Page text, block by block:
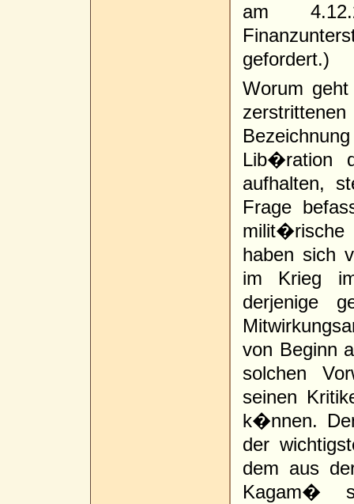
am
gefordert.)
Worum
Lib�ration
aufhalten,
Frage
milit�rische
haben sich
im Krieg
derjenige
von Beginn
solchen
seinen
k�nnen.
der
dem aus
Kagam�